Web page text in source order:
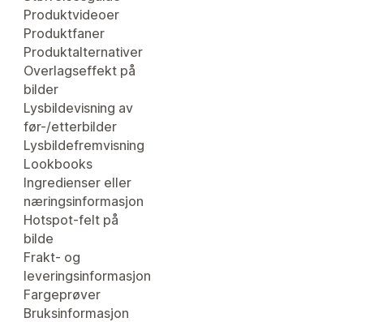
Produktvideoer
Produktfaner
Produktalternativer
Overlagseffekt på
bilder
Lysbildevisning av
før-/etterbilder
Lysbildefremvisning
Lookbooks
Ingredienser eller
næringsinformasjon
Hotspot-felt på
bilde
Frakt- og
leveringsinformasjon
Fargeprøver
Bruksinformasjon